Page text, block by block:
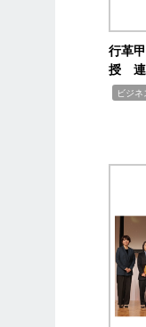
行革
授 連
ビジネ